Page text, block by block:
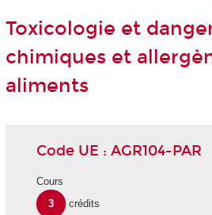
Toxicologie et
chimiques et
aliments
Code UE : AGR104-PAR
Cours
3
crédits